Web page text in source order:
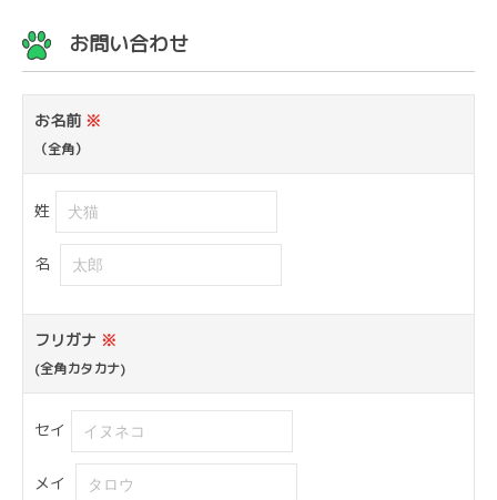
お問い合わせ
お名前 ※
（全角）
姓
名
フリガナ ※
(全角カタカナ)
セイ
メイ